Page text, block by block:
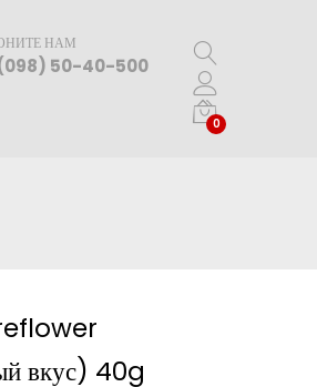
НАМ
50-40-500
0
вкус) 40g